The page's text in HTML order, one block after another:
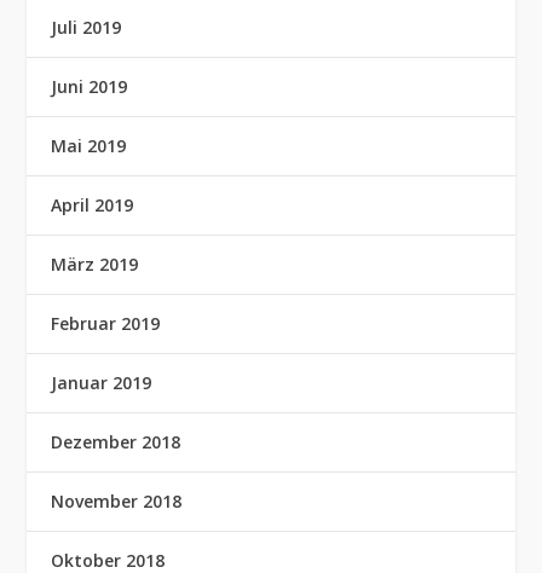
Juli 2019
Juni 2019
Mai 2019
April 2019
März 2019
Februar 2019
Januar 2019
Dezember 2018
November 2018
Oktober 2018